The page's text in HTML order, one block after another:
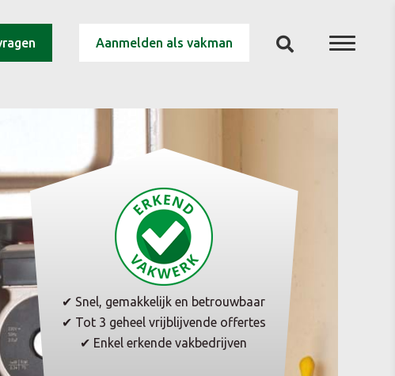
Aanmelden als vakman
✔ Snel, gemakkelijk en betrouwbaar
✔ Tot 3 geheel vrijblijvende offertes
✔ Enkel erkende vakbedrijven